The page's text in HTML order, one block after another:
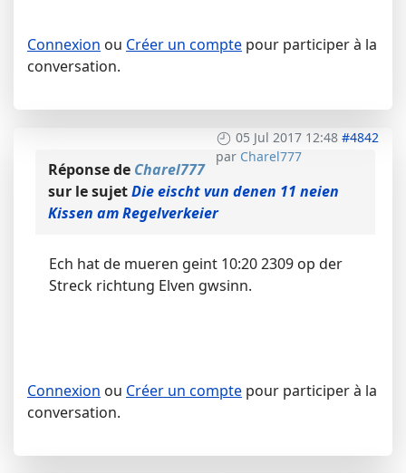
Connexion ou Créer un compte pour participer à la
conversation.
05 Jul 2017 12:48 #4842
par Charel777
Réponse de Charel777
sur le sujetDie eischt vun denen 11 neien
Kissen am Regelverkeier
Ech hat de mueren geint 10:20 2309 op der
Streck richtung Elven gwsinn.
Connexion ou Créer un compte pour participer à la
conversation.